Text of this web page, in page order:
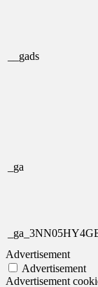
__gads
_ga
Advertisement
Advertisement
Advertisement